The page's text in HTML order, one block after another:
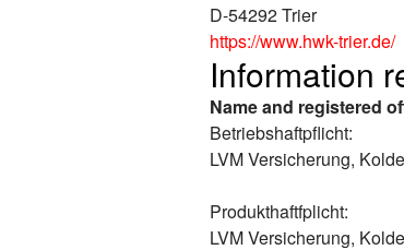
D-54292 Trier
https://www.hwk-trier.de/
Information
Name and registered
Betriebshaftpflicht:
LVM Versicherung,
Produkthaftfplicht:
LVM Versicherung,